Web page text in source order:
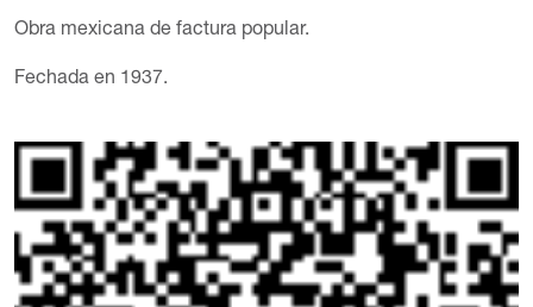
Obra mexicana de factura popular.
Fechada en 1937.